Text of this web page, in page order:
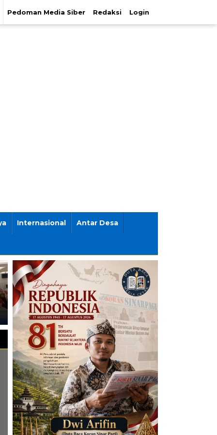
Pedoman Media Siber Redaksi Login
Internasional Antar Desa
Carilah Ilmu Sampai ke
Negeri China, AKSI dan
Kemendikdasmen Studi
Banding ke Negara Maju
Jawa Tengah Masih Jadi
Magnet Investasi,
Perusahaan Australia
Tanamkan US$350 Juta di
Batang